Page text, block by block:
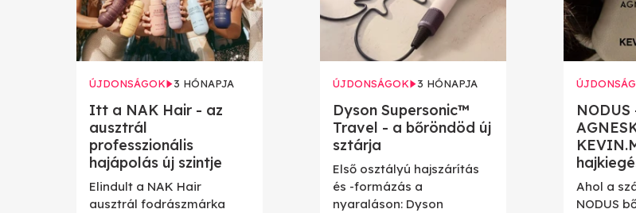
ÚJDONSÁGOK 3 HÓNAPJA
Itt a NAK Hair - az
ausztrál
professzionális
hajápolás új szintje
Elindult a NAK Hair
ausztrál fodrászmárka
ÚJDONSÁGOK 3 HÓNAPJA
Dyson Supersonic™
Travel - a bőröndöd új
sztárja
Első osztályú hajszárítás
és -formázás a
nyaraláson: Dyson
NODUS
Ahol a
NODUS